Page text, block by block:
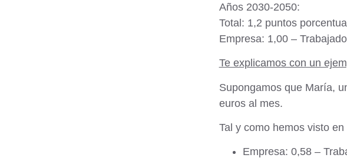
Años 2030-2050:
Total: 1,2 puntos
Empresa: 1,00 –
Te explicamos con un
Supongamos que María,
euros al mes.
Tal y como hemos visto en
Empresa: 0,58 –